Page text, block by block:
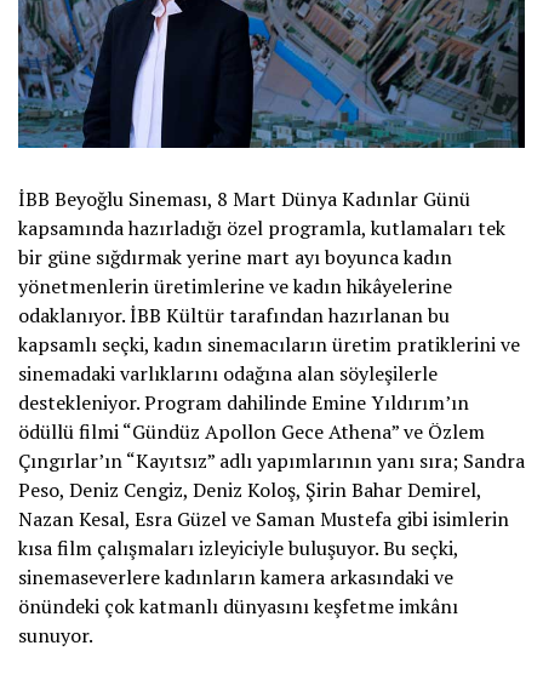
İBB Beyoğlu Sineması, 8 Mart Dünya Kadınlar Günü
kapsamında hazırladığı özel programla, kutlamaları tek
bir güne sığdırmak yerine mart ayı boyunca kadın
yönetmenlerin üretimlerine ve kadın hikâyelerine
odaklanıyor. İBB Kültür tarafından hazırlanan bu
kapsamlı seçki, kadın sinemacıların üretim pratiklerini ve
sinemadaki varlıklarını odağına alan söyleşilerle
destekleniyor. Program dahilinde Emine Yıldırım’ın
ödüllü filmi “Gündüz Apollon Gece Athena” ve Özlem
Çıngırlar’ın “Kayıtsız” adlı yapımlarının yanı sıra; Sandra
Peso, Deniz Cengiz, Deniz Koloş, Şirin Bahar Demirel,
Nazan Kesal, Esra Güzel ve Saman Mustefa gibi isimlerin
kısa film çalışmaları izleyiciyle buluşuyor. Bu seçki,
sinemaseverlere kadınların kamera arkasındaki ve
önündeki çok katmanlı dünyasını keşfetme imkânı
sunuyor.